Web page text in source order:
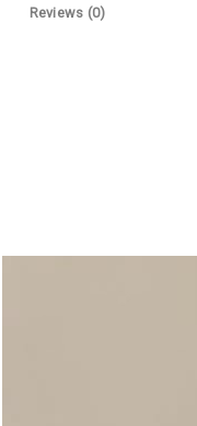
Reviews (0)